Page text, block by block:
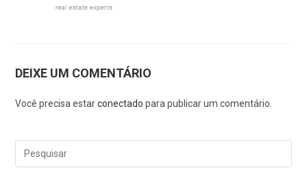
DEIXE UM COMENTÁRIO
Você precisa estarconectado para publicar um comentário.